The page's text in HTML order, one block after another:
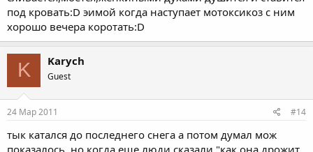
под кровать:D эимой когда наступает мотоксикоз с ним
хорошо вечера коротать:D
K Karych
Guest
24 Мар 2011 #14
тык катался до последнего снега а потом думал мож
показалось. но когда еще люди сказали "как она дрожит